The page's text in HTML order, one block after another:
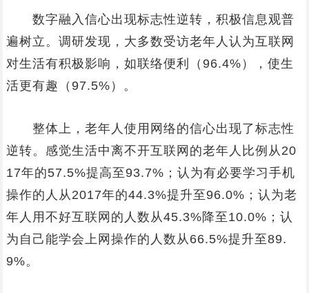
数字融入信心出现标志性逆转，积极信息观普
遍树立。调研发现，大多数受访老年人认为互联网
对生活有积极影响，如联络便利（96.4%），使生
活更有趣（97.5%）。
整体上，老年人使用网络的信心出现了标志性
逆转。感觉生活中离不开互联网的老年人比例从20
17年的57.5%提高至93.7%；认为有必要学习手机
操作的人从2017年的44.3%提升至96.0%；认为老
年人用不好互联网的人数从45.3%降至10.0%；认
为自己能学会上网操作的人数从66.5%提升至89.
9%。